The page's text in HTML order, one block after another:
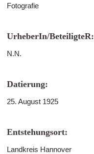
Fotografie
UrheberIn/BeteiligteR:
N.N.
Datierung:
25. August 1925
Entstehungsort:
Landkreis Hannover